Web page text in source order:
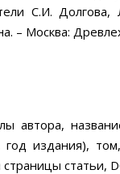
С.И. Долгова,
– Москва:
автора,
год издания),
статьи,